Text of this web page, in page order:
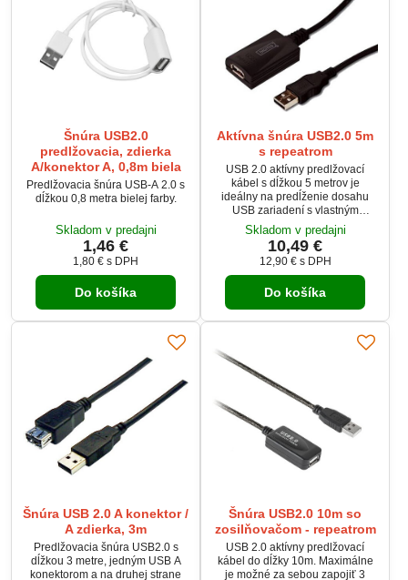
Šnúra USB2.0
predlžovacia, zdierka
A/konektor A, 0,8m biela
Predlžovacia šnúra USB-A 2.0 s
dĺžkou 0,8 metra bielej farby.
Skladom v predajni
1,46 €
1,80 € s DPH
Do košíka
Aktívna šnúra USB2.0 5m
s repeatrom
USB 2.0 aktívny predlžovací
kábel s dĺžkou 5 metrov je
ideálny na predĺženie dosahu
USB zariadení s vlastným
napájacím zdrojom. Kompatibilný
s USB 2.0 a 1.1, tento kábel
podporuje nízku, plnú a vysokú
rýchlosť prenosu dát (až 480
Mb). Umožňuje jednoduché
pripojenie USB periférií, ako sú
tlačiarne, skenery alebo externé
disky, na väčšiu vzdialenosť od
počítača. Podporuje operačné
Skladom v predajni
10,49 €
12,90 € s DPH
Do košíka
Šnúra USB 2.0 A konektor /
A zdierka, 3m
Predlžovacia šnúra USB2.0 s
dĺžkou 3 metre, jedným USB A
konektorom a na druhej strane
Šnúra USB2.0 10m so
zosilňovačom - repeatrom
USB 2.0 aktívny predlžovací
kábel do dĺžky 10m. Maximálne
je možné za sebou zapojiť 3